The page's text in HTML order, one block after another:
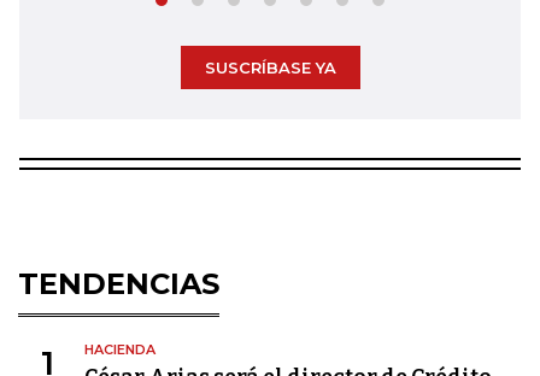
SUSCRÍBASE YA
TENDENCIAS
1 HACIENDA